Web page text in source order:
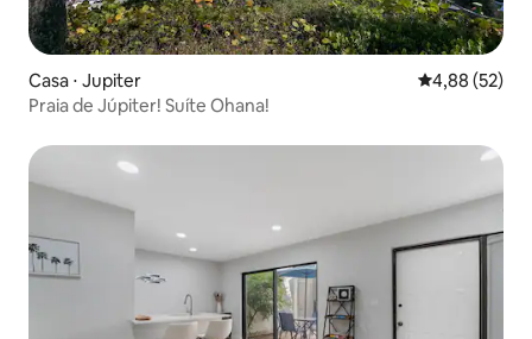
Casa ⋅ Jupiter 4,88 de uma
4,88 (52)
Praia de Júpiter! Suíte Ohana!